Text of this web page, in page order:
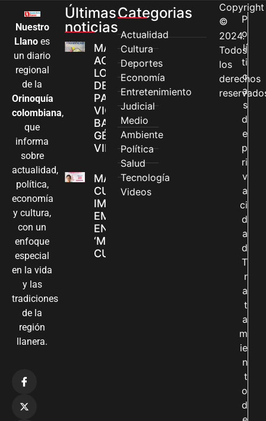
Nuestro
Llano es
un diario
regional
de la
Orinoquía
colombiana,
que
informa
sobre
actualidad,
política,
economía
y cultura,
con un
enfoque
especial
en la vida
y las
tradiciones
de la
región
llanera.
Últimas
noticias
MÁS MUJERES
ACCEDEN A
LOS CANALES
DE ATENCIÓN
PARA
VIOLENCIAS
BASADAS EN
GÉNERO EN
VILLAVICENCIO
MADRES
CUIDADORAS
IMPULSAN SUS
EMPRENDIMIENTOS
EN LA FERIA
‘MANOS QUE
CUIDAN Y CREAN’
Categorias
Actualidad
Cultura
Deportes
Economía
Entretenimiento
Judicial
Medio
Ambiente
Política
Salud
Tecnología
Videos
Copyright
©
2024.
Todos
los
derechos
P
o
lí
ti
c
a
s
d
e
p
ri
v
a
ci
d
a
d
T
r
a
t
a
m
ie
n
t
o
d